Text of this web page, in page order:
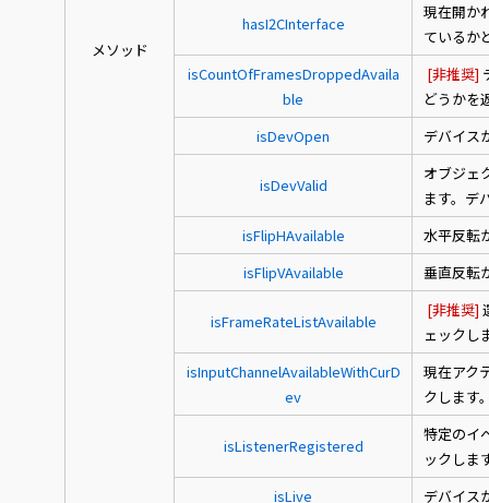
メソッド
hasI2CInterface
現在開か
ているか
isCountOfFramesDroppedAvaila
ble
[非推奨]
どうかを
isDevOpen
デバイス
isDevValid
オブジェ
ます。デ
isFlipHAvailable
水平反転
isFlipVAvailable
垂直反転
isFrameRateListAvailable
[非推奨]
ェックし
isInputChannelAvailableWithCurD
ev
現在アク
クします
isListenerRegistered
特定のイ
ックしま
isLive
デバイス